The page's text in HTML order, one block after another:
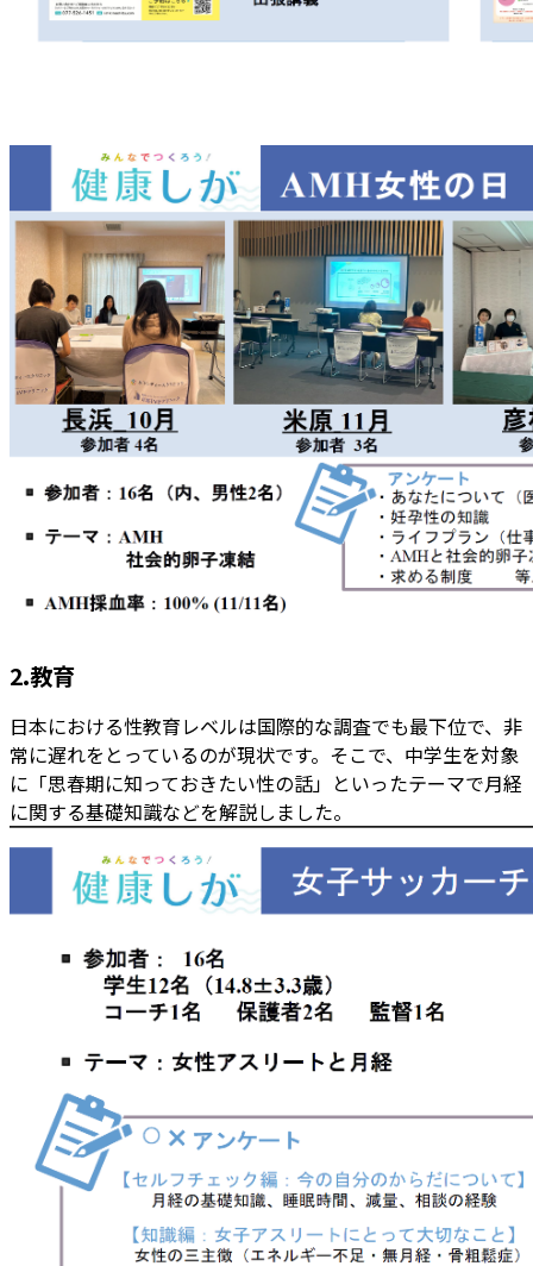
2.教育
日本における性教育レベルは国際的な調査でも最下位で、非
常に遅れをとっているのが現状です。そこで、中学生を対象
に「思春期に知っておきたい性の話」といったテーマで月経
に関する基礎知識などを解説しました。